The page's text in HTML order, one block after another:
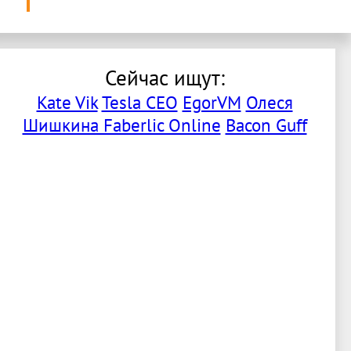
Сейчас ищут:
Kate VikTesla CEO EgorVM Олеся
Шишкина Faberlic Online Bacon Guff